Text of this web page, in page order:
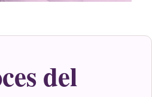
del